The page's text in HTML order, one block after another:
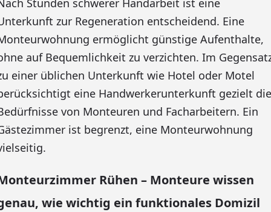
Stunden schwerer Handarbeit ist eine
zur Regeneration entscheidend. Eine
ermöglicht günstige Aufenthalte,
auf Bequemlichkeit zu verzichten. Im
einer üblichen Unterkunft wie Hotel oder Motel
eine Handwerkerunterkunft gezielt die
von Monteuren und Facharbeitern. Ein
ist begrenzt, eine Monteurwohnung
Rühen – Monteure wissen
wie wichtig ein funktionales Domizil